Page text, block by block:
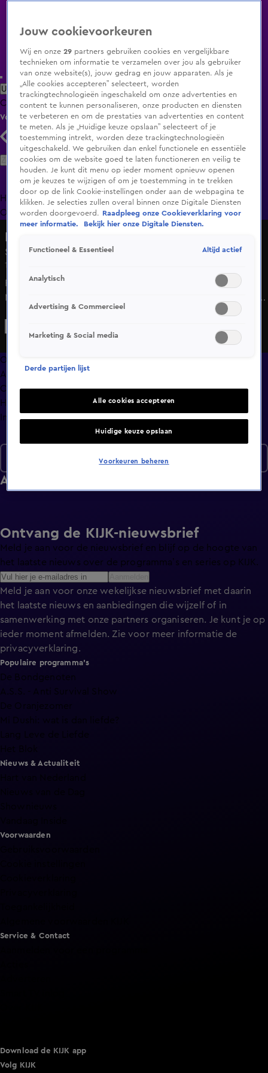
Uitzending Gemist Populaire programma's Zenders Genres
ClipsFilmsRadioSmart TV inlogShop
Volg KIJK
Zoeken
HomeUitzending Gemist Programma's De Bondgenoten
OranjezomerLivestreamsShop
Seizoen 7, aflevering 113
19 feb 2025, 18:52
Rohan blijft altijd zichzelf en dat drijft hij heel ver door.
Maar past Larissa wel in het plaatje dat hij voor ogen heeft?
Rob en Annedike zitten wel op 1 lijn, althans op 1
liefde door de maag gaat.
Overzicht
Afleveringen
Clips
Hoe is het nu met?
Info
Afleveringen
Ontvang de KIJK-nieuwsbrief
Meld je aan voor de nieuwsbrief en blijf op de hoogte van
het laatste nieuws over de programma’s en series op KIJK.
Meld je aan voor onze wekelijkse nieuwsbrief met daarin
het laatste nieuws en aanbiedingen die wijzelf of in
samenwerking met onze partners organiseren. Je kunt je op
ieder moment afmelden. Zie voor meer informatie de
privacyverklaring.
Populaire programma's
De Bondgenoten
A.S.S. - Anti Survival Show
De Oranjezomer
Mi Dushi: wat is dan liefde?
Nieuws & Actualiteit
Voorwaarden
Service & Contact
Download de KIJK app
Volg KIJK
Jouw cookievoorkeuren
Wij en onze29 partners gebruiken cookies en vergelijkbare
technieken om informatie te verzamelen over jou als gebruiker
van onze website(s), jouw gedrag en jouw apparaten. Als je
„Alle cookies accepteren” selecteert, worden
trackingtechnologieën ingeschakeld om onze advertenties en
content te kunnen personaliseren, onze producten en diensten
te verbeteren en om de prestaties van advertenties en content
te meten. Als je „Huidige keuze opslaan” selecteert of je
toestemming intrekt, worden deze trackingtechnologieën
uitgeschakeld. We gebruiken dan enkel functionele en essentiële
cookies om de website goed te laten functioneren en veilig te
houden. Je kunt dit menu op ieder moment opnieuw openen
om je keuzes te wijzigen of om je toestemming in te trekken
door op de link Cookie-instellingen onder aan de webpagina te
klikken. Je selecties zullen overal binnen onze Digitale Diensten
worden doorgevoerd.
Raadpleeg onze Cookieverklaring voor
meer informatie.
Bekijk hier onze Digitale Diensten.
Functioneel & Essentieel Altijd actief
Analytisch
Advertising & Commercieel
Marketing & Social media
Derde partijen lijst
Alle cookies accepteren
Huidige keuze opslaan
Voorkeuren beheren